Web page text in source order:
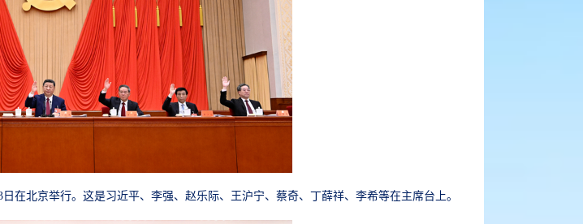
在北京举行。这是习近平、李强、赵乐际、王沪宁、蔡奇、丁薛祥、李希等在主席台上。